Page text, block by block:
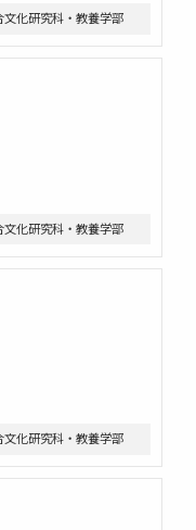
化研究科・教養学部
化研究科・教養学部
化研究科・教養学部